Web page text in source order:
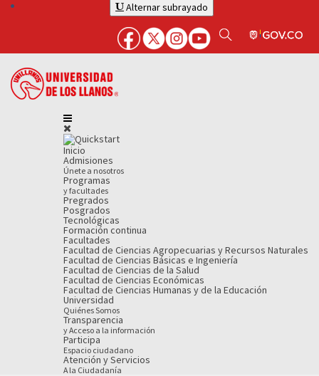
Alternar subrayado
Inicio
Admisiones
Únete a nosotros
Programas
y facultades
Pregrados
Posgrados
Tecnológicas
Formación continua
Facultades
Facultad de Ciencias Agropecuarias y Recursos Naturales
Facultad de Ciencias Básicas e Ingeniería
Facultad de Ciencias de la Salud
Facultad de Ciencias Económicas
Facultad de Ciencias Humanas y de la Educación
Universidad
Quiénes Somos
Transparencia
y Acceso a la información
Participa
Espacio ciudadano
Atención y Servicios
A la Ciudadanía